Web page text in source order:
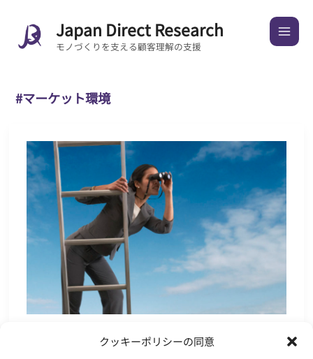
クッキーポリシーの同意
Japan Direct Research
モノづくりを支える顧客理解の支援
#マーケット環境
マーケット環境を観る – PESTEL分析
ー
ケ
ッ
ト
環
る